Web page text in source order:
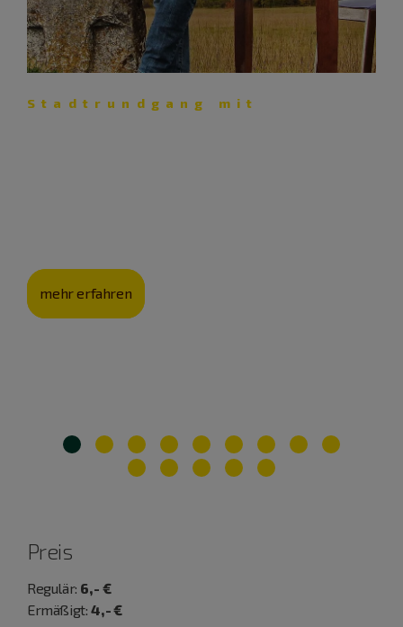
Stadtrundgang mit
mehr erfahren
Preis
Regulär: 6,- €
Ermäßigt: 4,- €